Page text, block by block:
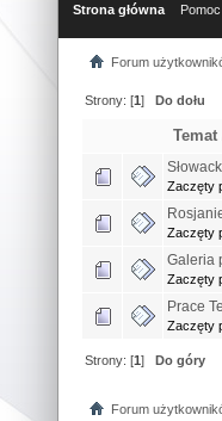
Strona główna Pomoc
Forum
Strony: [1]Do dołu
Temat
Zaczęty
Zaczęty
Galeria
Zaczęty
Prace
Zaczęty
Strony: [1]Do góry
Forum